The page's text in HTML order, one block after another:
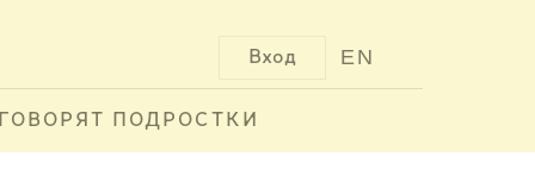
EN
Вход
ГОВОРЯТ ПОДРОСТКИ